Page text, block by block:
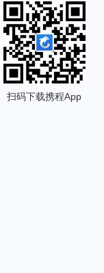
扫码下载携程App